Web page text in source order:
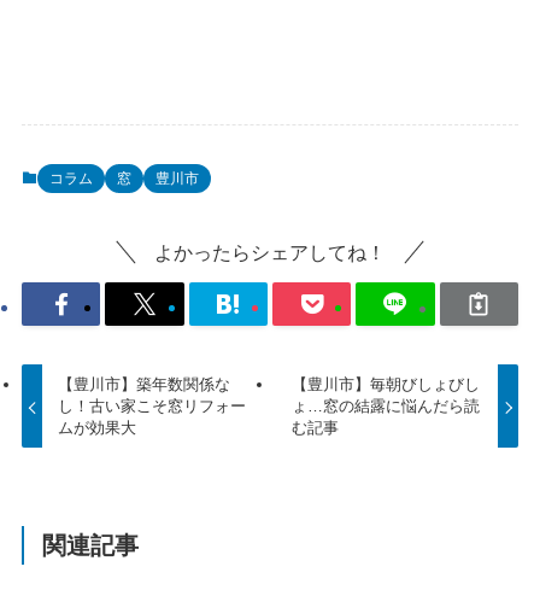
コラム 窓 豊川市
よかったらシェアしてね！
【豊川市】築年数関係な
し！古い家こそ窓リフォー
ムが効果大
【豊川市】毎朝びしょびし
ょ…窓の結露に悩んだら読
む記事
関連記事